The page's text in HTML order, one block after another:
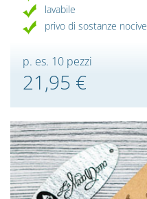
lavabile
privo di sostanze nocive
p. es. 10 pezzi
21,95 €